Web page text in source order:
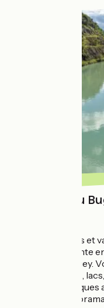
Traversée du
Entre montagnes et
ViaRhôna serpente
les monts du Bugey.
genevois, gorges,
villages
paysages et